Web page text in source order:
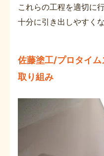
これらの工程を適切に
十分に引き出しやすくな
佐藤塗工/プロタイ
取り組み